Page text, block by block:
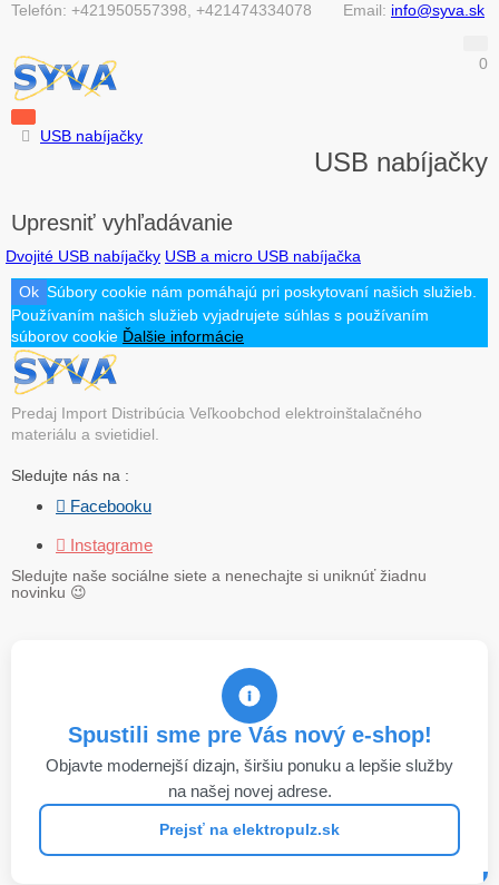
Telefón: +421950557398, +421474334078 Email: info@syva.sk
0
USB nabíjačky
USB nabíjačky
Upresniť vyhľadávanie
Dvojité USB nabíjačky USB a micro USB nabíjačka
Ok Súbory cookie nám pomáhajú pri poskytovaní našich služieb.
Používaním našich služieb vyjadrujete súhlas s používaním
súborov cookie Ďalšie informácie
Predaj Import Distribúcia Veľkoobchod elektroinštalačného
materiálu a svietidiel.
Sledujte nás na :
 Facebooku
 Instagrame
Sledujte naše sociálne siete a nenechajte si uniknúť žiadnu
novinku 😉
Spustili sme pre Vás nový e-shop!
Objavte modernejší dizajn, širšiu ponuku a lepšie služby
na našej novej adrese.
Prejsť na elektropulz.sk